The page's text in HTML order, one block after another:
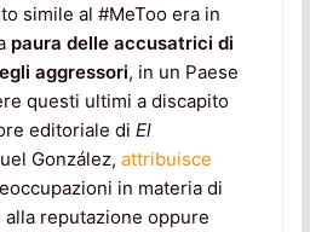
simile al #MeToo era in
paura delle accusatrici di
aggressori, in un Paese
questi ultimi a discapito
editoriale di El
González, attribuisce
in materia di
reputazione oppure